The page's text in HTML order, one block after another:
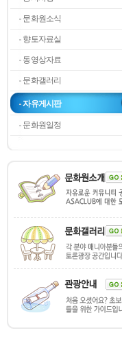
문화원소식
향토자료실
동영상자료
문화갤러리
자유게시판
문화원일정